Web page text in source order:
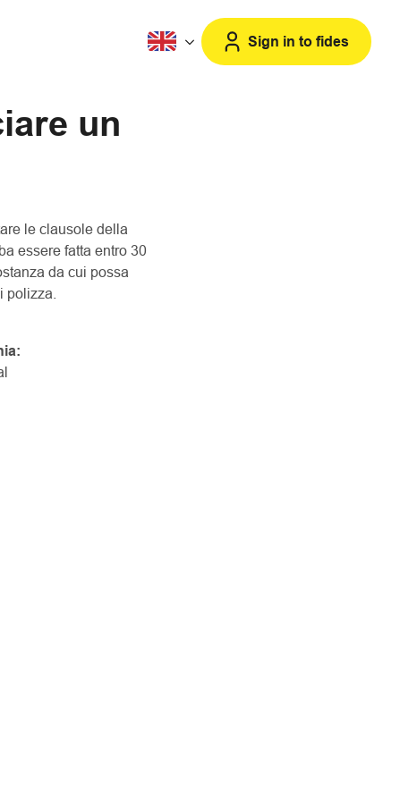
Sign in to fides
un
le clausole della
essere fatta entro 30
da cui possa
polizza.